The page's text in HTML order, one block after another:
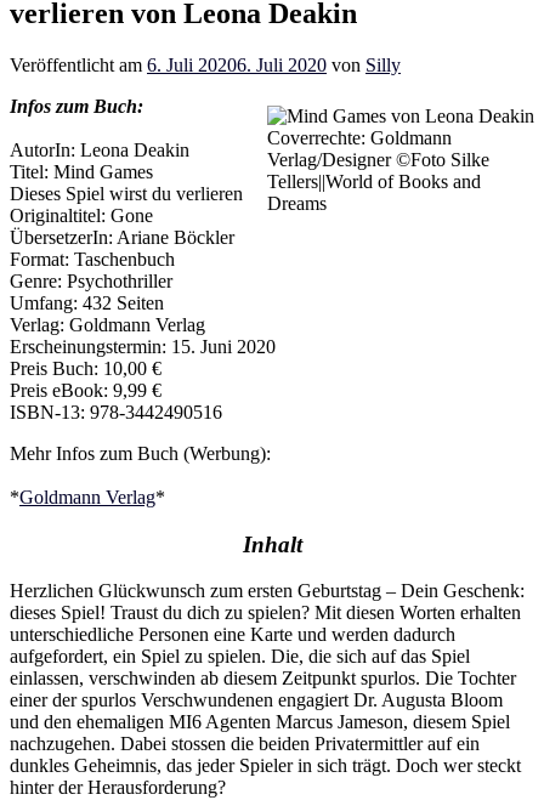
verlieren von Leona Deakin
Veröffentlicht am 6. Juli 20206. Juli 2020 von Silly
Coverrechte: Goldmann
Verlag/Designer ©Foto Silke
Tellers||World of Books and
Dreams
Infos zum Buch:
AutorIn: Leona Deakin
Titel: Mind Games
Dieses Spiel wirst du verlieren
Originaltitel: Gone
ÜbersetzerIn: Ariane Böckler
Format: Taschenbuch
Genre: Psychothriller
Umfang: 432 Seiten
Verlag: Goldmann Verlag
Erscheinungstermin: 15. Juni 2020
Preis Buch: 10,00 €
Preis eBook: 9,99 €
ISBN-13: 978-3442490516
Mehr Infos zum Buch (Werbung):
*Goldmann Verlag*
Inhalt
Herzlichen Glückwunsch zum ersten Geburtstag – Dein Geschenk:
dieses Spiel! Traust du dich zu spielen? Mit diesen Worten erhalten
unterschiedliche Personen eine Karte und werden dadurch
aufgefordert, ein Spiel zu spielen. Die, die sich auf das Spiel
einlassen, verschwinden ab diesem Zeitpunkt spurlos. Die Tochter
einer der spurlos Verschwundenen engagiert Dr. Augusta Bloom
und den ehemaligen MI6 Agenten Marcus Jameson, diesem Spiel
nachzugehen. Dabei stossen die beiden Privatermittler auf ein
dunkles Geheimnis, das jeder Spieler in sich trägt. Doch wer steckt
hinter der Herausforderung?